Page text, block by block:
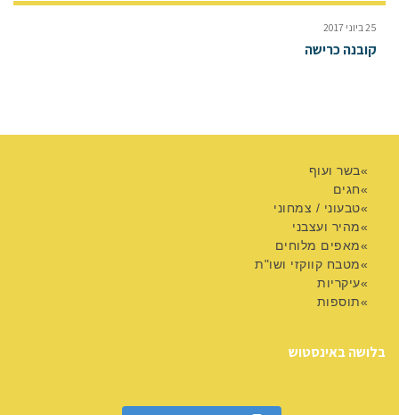
25 ביוני 2017
קובנה כרישה
בשר ועוף
חגים
טבעוני / צמחוני
מהיר ועצבני
מאפים מלוחים
מטבח קווקזי ושו"ת
עיקריות
תוספות
בלושה באינסטוש